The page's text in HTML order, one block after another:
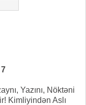
7
Yazını, Nöktəni
Kimliyindən Aslı